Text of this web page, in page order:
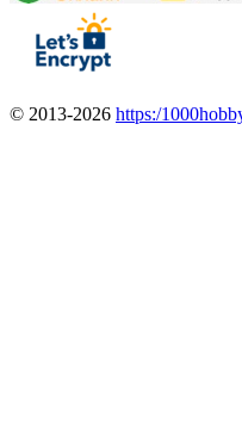
© 2013-2026 https:/